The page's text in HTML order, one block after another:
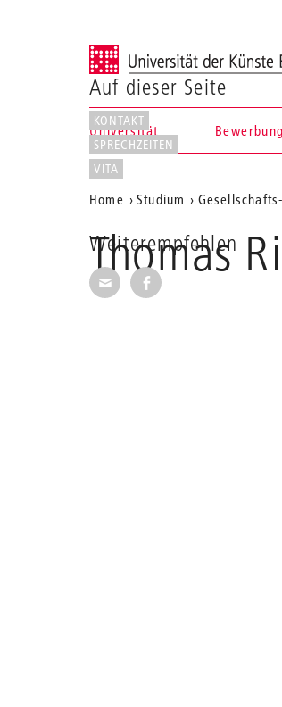
Universität der Künste Berlin
Suche
Universität Bewerbung
Aktuelle
Position
auf
der
Home Studium
Thomas
Auf dieser Seite
KONTAKT
SPRECHZEITEN
VITA
Weiterempfehlen
Seite per E-Mail
Seite auf